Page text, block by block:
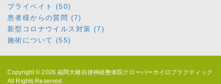
プライベイト (50)
患者様からの質問 (7)
新型コロナウイルス対策 (7)
施術について (55)
Copyright © 2026福岡大橋自律神経整体院クローバーカイロプラクティック
All Rights Reserved.